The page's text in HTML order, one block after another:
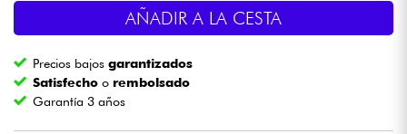
Batería y percusión
AÑADIR A LA CESTA
Precios bajosgarantizados
Satisfecho o rembolsado
Garantía 3 años